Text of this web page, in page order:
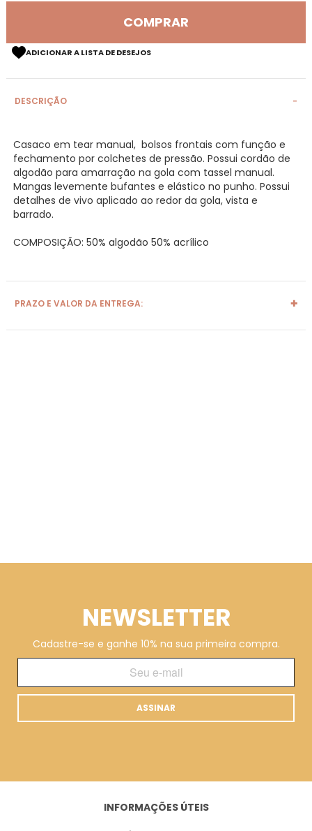
COMPRAR
ADICIONAR A LISTA DE DESEJOS
DESCRIÇÃO
Casaco em tear manual, bolsos frontais com função e
fechamento por colchetes de pressão. Possui cordão de
algodão para amarração na gola com tassel manual.
Mangas levemente bufantes e elástico no punho. Possui
detalhes de vivo aplicado ao redor da gola, vista e
barrado.
COMPOSIÇÃO: 50% algodão 50% acrílico
PRAZO E VALOR DA ENTREGA:
NEWSLETTER
Cadastre-se e ganhe 10% na sua primeira compra.
ASSINAR
INFORMAÇÕES ÚTEIS